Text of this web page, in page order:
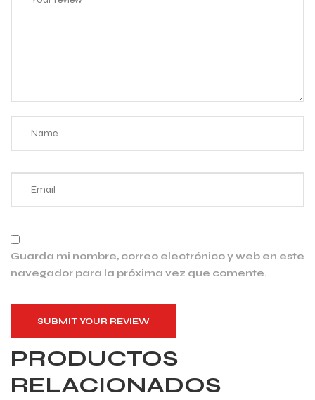
Guarda mi nombre, correo electrónico y web en este
navegador para la próxima vez que comente.
SUBMIT YOUR REVIEW
PRODUCTOS
RELACIONADOS